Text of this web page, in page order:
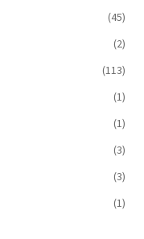
(45)
(2)
(113)
(1)
(1)
(3)
(3)
(1)